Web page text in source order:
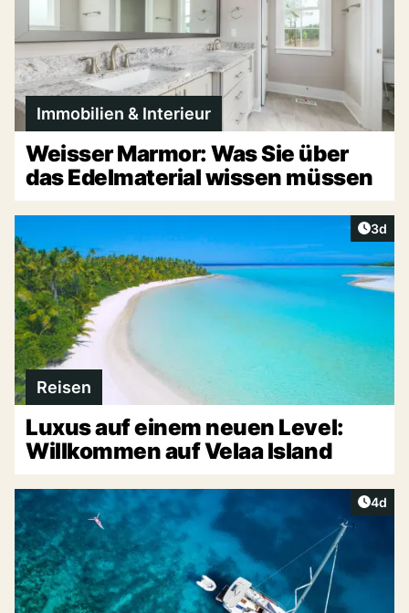
Immobilien & Interieur
Weisser Marmor: Was Sie über
das Edelmaterial wissen müssen
3d
Reisen
Luxus auf einem neuen Level:
Willkommen auf Velaa Island
4d